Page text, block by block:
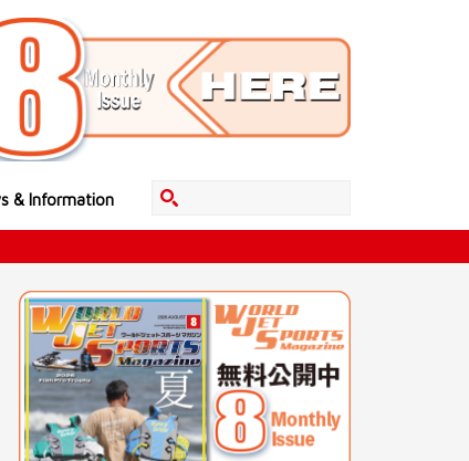
& Information